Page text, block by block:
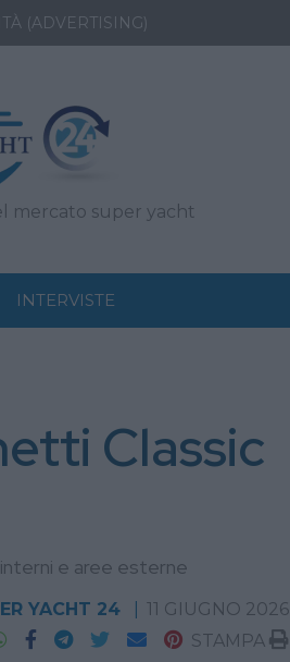
(ADVERTISING)
mercato super yacht
INTERVISTE
Classic
e aree esterne
YACHT 24
11 GIUGNO 2026
STAMPA